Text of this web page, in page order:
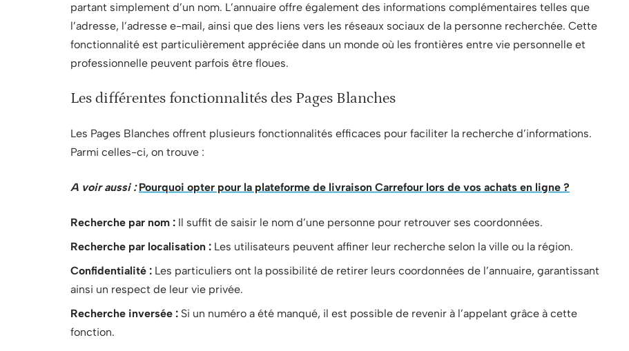
partant simplement d’un nom. L’annuaire offre également des informations complémentaires telles que
l’adresse, l’adresse e-mail, ainsi que des liens vers les réseaux sociaux de la personne recherchée. Cette
fonctionnalité est particulièrement appréciée dans un monde où les frontières entre vie personnelle et
professionnelle peuvent parfois être floues.
Les différentes fonctionnalités des Pages Blanches
Les Pages Blanches offrent plusieurs fonctionnalités efficaces pour faciliter la recherche d’informations.
Parmi celles-ci, on trouve :
A voir aussi : Pourquoi opter pour la plateforme de livraison Carrefour lors de vos achats en ligne ?
Recherche par nom : Il suffit de saisir le nom d’une personne pour retrouver ses coordonnées.
Recherche par localisation : Les utilisateurs peuvent affiner leur recherche selon la ville ou la région.
Confidentialité : Les particuliers ont la possibilité de retirer leurs coordonnées de l’annuaire, garantissant
ainsi un respect de leur vie privée.
Recherche inversée : Si un numéro a été manqué, il est possible de revenir à l’appelant grâce à cette
fonction.